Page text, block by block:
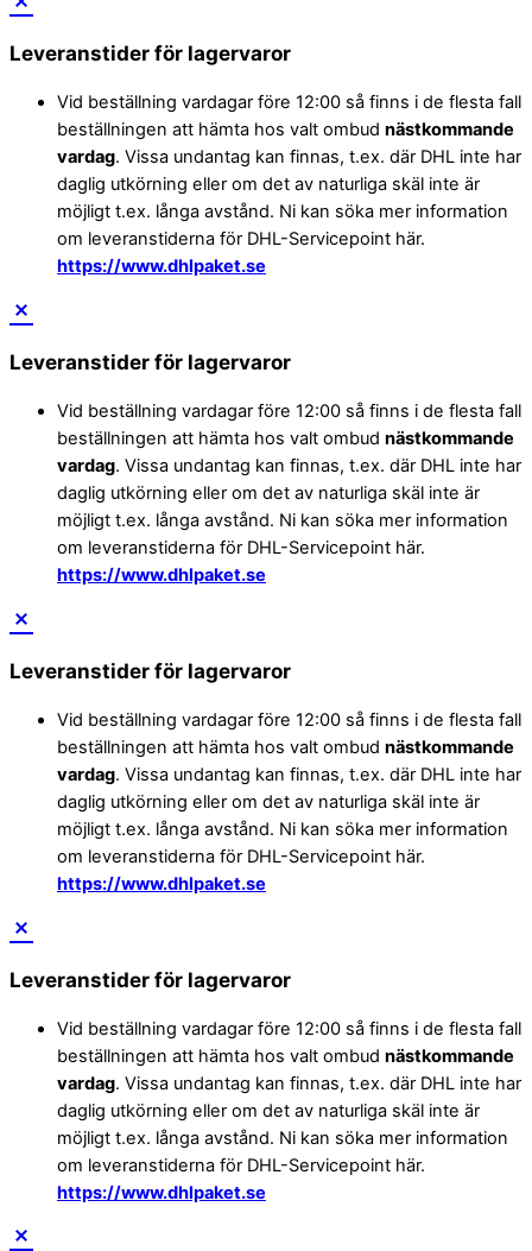
Leveranstider för lagervaror
Vid beställning vardagar före 12:00 så finns i de flesta fall
beställningen att hämta hos valt ombud nästkommande
vardag. Vissa undantag kan finnas, t.ex. där DHL inte har
daglig utkörning eller om det av naturliga skäl inte är
möjligt t.ex. långa avstånd. Ni kan söka mer information
om leveranstiderna för DHL-Servicepoint här.
https://www.dhlpaket.se
Leveranstider för lagervaror
Vid beställning vardagar före 12:00 så finns i de flesta fall
beställningen att hämta hos valt ombud nästkommande
vardag. Vissa undantag kan finnas, t.ex. där DHL inte har
daglig utkörning eller om det av naturliga skäl inte är
möjligt t.ex. långa avstånd. Ni kan söka mer information
om leveranstiderna för DHL-Servicepoint här.
https://www.dhlpaket.se
Leveranstider för lagervaror
Vid beställning vardagar före 12:00 så finns i de flesta fall
beställningen att hämta hos valt ombud nästkommande
vardag. Vissa undantag kan finnas, t.ex. där DHL inte har
daglig utkörning eller om det av naturliga skäl inte är
möjligt t.ex. långa avstånd. Ni kan söka mer information
om leveranstiderna för DHL-Servicepoint här.
https://www.dhlpaket.se
Leveranstider för lagervaror
Vid beställning vardagar före 12:00 så finns i de flesta fall
beställningen att hämta hos valt ombud nästkommande
vardag. Vissa undantag kan finnas, t.ex. där DHL inte har
daglig utkörning eller om det av naturliga skäl inte är
möjligt t.ex. långa avstånd. Ni kan söka mer information
om leveranstiderna för DHL-Servicepoint här.
https://www.dhlpaket.se